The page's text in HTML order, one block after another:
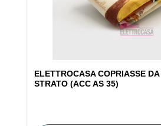
ELETTROCASA COPRIASSE
STRATO (ACC AS 35)